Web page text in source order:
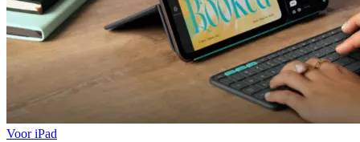
Voor iPad